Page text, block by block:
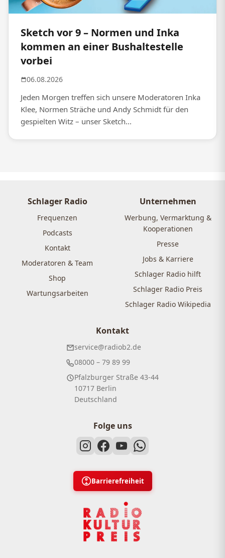
Sketch vor 9 – Normen und Inka
kommen an einer Bushaltestelle
vorbei
06.08.2026
Jeden Morgen treffen sich unsere Moderatoren Inka
Klee, Normen Sträche und Andy Schmidt für den
gespielten Witz – unser Sketch...
Schlager Radio
Frequenzen
Podcasts
Kontakt
Moderatoren & Team
Shop
Wartungsarbeiten
Unternehmen
Werbung, Vermarktung &
Kooperationen
Presse
Jobs & Karriere
Schlager Radio hilft
Schlager Radio Preis
Schlager Radio Wikipedia
Kontakt
service@radiob2.de
08000 – 79 89 99
Pfalzburger Straße 43-44
10717 Berlin
Deutschland
Folge uns
Barrierefreiheit